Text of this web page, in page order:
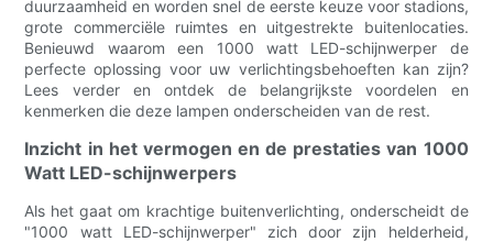
duurzaamheid en worden snel de eerste keuze voor stadions,
grote commerciële ruimtes en uitgestrekte buitenlocaties.
Benieuwd waarom een ​​1000 watt LED-schijnwerper de
perfecte oplossing voor uw verlichtingsbehoeften kan zijn?
Lees verder en ontdek de belangrijkste voordelen en
kenmerken die deze lampen onderscheiden van de rest.
Inzicht in het vermogen en de prestaties van 1000
Watt LED-schijnwerpers
Als het gaat om krachtige buitenverlichting, onderscheidt de
"1000 watt LED-schijnwerper" zich door zijn helderheid,